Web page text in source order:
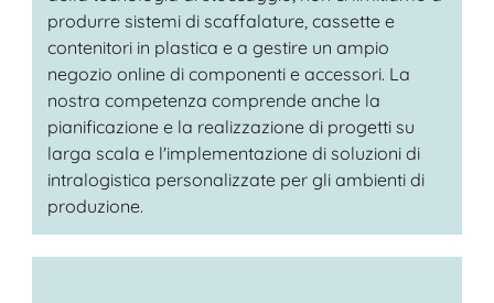
produrre sistemi di scaffalature, cassette e
contenitori in plastica e a gestire un ampio
negozio online di componenti e accessori. La
nostra competenza comprende anche la
pianificazione e la realizzazione di progetti su
larga scala e l'implementazione di soluzioni di
intralogistica personalizzate per gli ambienti di
produzione.